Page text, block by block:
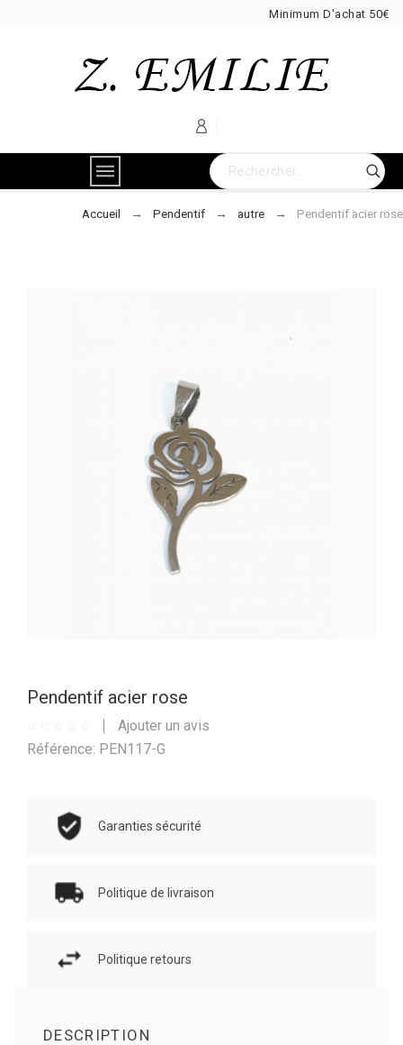
Minimum D'achat 50€
Accueil Pendentif autre Pendentif acier rose
Pendentif acier rose
Ajouter un avis
Référence: PEN117-G
Garanties sécurité
Politique de livraison
Politique retours
DESCRIPTION